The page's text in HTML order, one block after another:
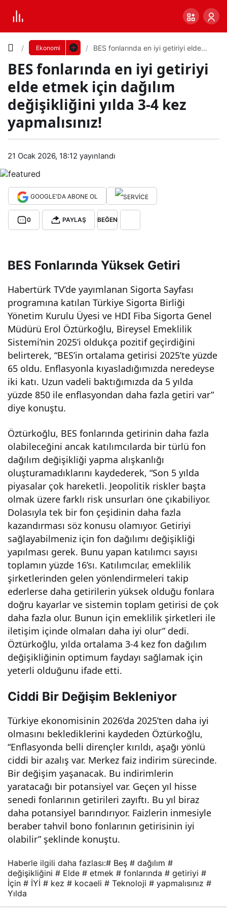
Ekonomi
BES fonlarında en iyi getiriyi elde
3-4 kez yapmalısınız!
BES fonlarında en iyi getiriyi
elde etmek için dağılım
değişikliğini yılda 3-4 kez
yapmalısınız!
21 Ocak 2026, 18:12 yayınlandı
GOOGLE'DA ABONE OL
0 PAYLAŞ BEĞEN
BES Fonlarında Yüksek Getiri
Habertürk TV’de yayımlanan Sigorta Sayfası
programına katılan Türkiye Sigorta Birliği
Yönetim Kurulu Üyesi ve HDI Fiba Sigorta Genel
Müdürü Erol Öztürkoğlu, Bireysel Emeklilik
Sistemi’nin 2025’i oldukça pozitif geçirdiğini
belirterek, “BES’in ortalama getirisi 2025’te yüzde
65 oldu. Enflasyonla kıyasladığımızda neredeyse
iki katı. Uzun vadeli baktığımızda da 5 yılda
yüzde 850 ile enflasyondan daha fazla getiri var”
diye konuştu.
Öztürkoğlu, BES fonlarında getirinin daha fazla
olabileceğini ancak katılımcılarda bir türlü fon
dağılım değişikliği yapma alışkanlığı
oluşturamadıklarını kaydederek, “Son 5 yılda
piyasalar çok hareketli. Jeopolitik riskler başta
olmak üzere farklı risk unsurları öne çıkabiliyor.
Dolasıyla tek bir fon çeşidinin daha fazla
kazandırması söz konusu olamıyor. Getiriyi
sağlayabilmeniz için fon dağılımı değişikliği
yapılması gerek. Bunu yapan katılımcı sayısı
toplamın yüzde 16’sı. Katılımcılar, emeklilik
şirketlerinden gelen yönlendirmeleri takip
ederlerse daha getirilerin yüksek olduğu fonlara
doğru kayarlar ve sistemin toplam getirisi de çok
daha fazla olur. Bunun için emeklilik şirketleri ile
iletişim içinde olmaları daha iyi olur” dedi.
Öztürkoğlu, yılda ortalama 3-4 kez fon dağılım
değişikliğinin optimum faydayı sağlamak için
yeterli olduğunu ifade etti.
Ciddi Bir Değişim Bekleniyor
Türkiye ekonomisinin 2026’da 2025’ten daha iyi
olmasını beklediklerini kaydeden Öztürkoğlu,
“Enflasyonda belli dirençler kırıldı, aşağı yönlü
ciddi bir azalış var. Merkez faiz indirim sürecinde.
Bir değişim yaşanacak. Bu indirimlerin
yaratacağı bir potansiyel var. Geçen yıl hisse
senedi fonlarının getirileri zayıftı. Bu yıl biraz
daha potansiyel barındırıyor. Faizlerin inmesiyle
beraber tahvil bono fonlarının getirisinin iyi
olabilir” şeklinde konuştu.
BES
fonl
arın
da
en
geti
riyi
elde
etm
ek
için
dağı
lım
deği
şikli
ğini
yıld
a 3-
4
kez
yap
malı
sını
z!
Yazı
Boyutunu
Ayarla
Küçük 100% Dev
Varsayılana
dön
Haberle ilgili daha fazlası:# Beş # dağılım #
değişikliğini # Elde # etmek # fonlarında # getiriyi #
İçin # İYİ # kez # kocaeli # Teknoloji # yapmalısınız #
Yılda